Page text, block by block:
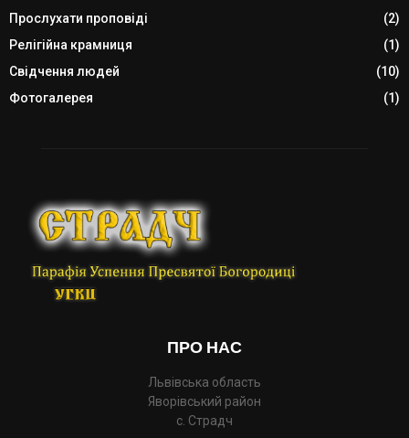
Прослухати проповіді
(2)
Релігійна крамниця
(1)
Свідчення людей
(10)
Фотогалерея
(1)
ПРО НАС
Львівська область
Яворівський район
с. Страдч